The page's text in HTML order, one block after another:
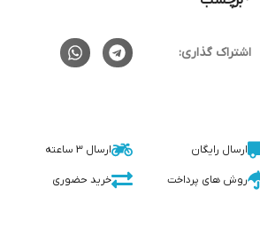
اشتراک گذاری:
ارسال رایگان ارسال 3 ساعته
روش های پرداخت خرید حضوری